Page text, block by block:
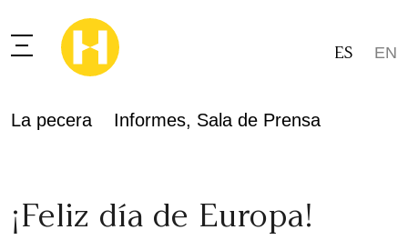
ES EN
La pecera Informes, Sala de Prensa
¡Feliz día de Europa!